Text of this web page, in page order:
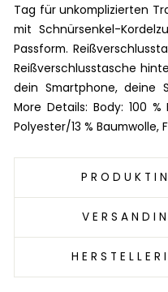
Tag für unkomplizierten
mit Schnürsenkel-
Passform.
Reißverschlusstasche
dein Smartphone, deine
More Details: Body: 100
Polyester/13 % Baumwolle,